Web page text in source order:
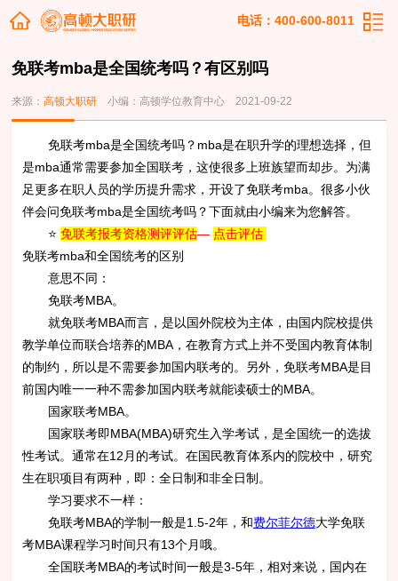
电话：400-600-8011
免联考mba是全国统考吗？有区别吗
来源：高顿大职研 小编：高顿学位教育中心 2021-09-22
免联考mba是全国统考吗？mba是在职升学的理想选择，但
是mba通常需要参加全国联考，这使很多上班族望而却步。为满
足更多在职人员的学历提升需求，开设了免联考mba。很多小伙
伴会问免联考mba是全国统考吗？下面就由小编来为您解答。
⭐ 免联考报考资格测评评估— 点击评估
免联考mba和全国统考的区别
意思不同：
免联考MBA。
就免联考MBA而言，是以国外院校为主体，由国内院校提供
教学单位而联合培养的MBA，在教育方式上并不受国内教育体制
的制约，所以是不需要参加国内联考的。另外，免联考MBA是目
前国内唯一一种不需参加国内联考就能读硕士的MBA。
国家联考MBA。
国家联考即MBA(MBA)研究生入学考试，是全国统一的选拔
性考试。通常在12月的考试。在国民教育体系内的院校中，研究
生在职项目有两种，即：全日制和非全日制。
学习要求不一样：
免联考MBA的学制一般是1.5-2年，和费尔菲尔德大学免联
考MBA课程学习时间只有13个月哦。
全国联考MBA的考试时间一般是3-5年，相对来说，国内在